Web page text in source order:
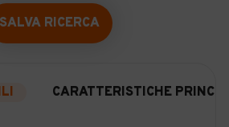
SALVA RICERCA
CARATTERISTICHE